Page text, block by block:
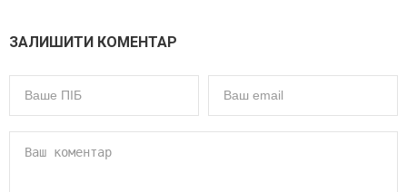
ЗАЛИШИТИ КОМЕНТАР